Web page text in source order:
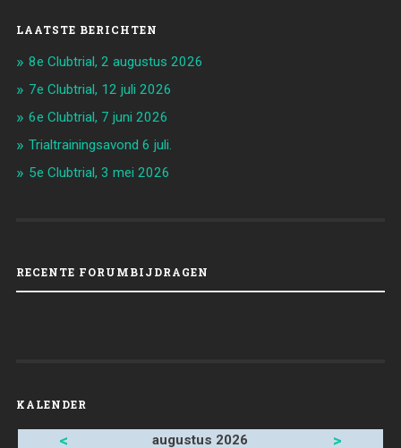
LAATSTE BERICHTEN
8e Clubtrial, 2 augustus 2026
7e Clubtrial, 12 juli 2026
6e Clubtrial, 7 juni 2026
Trialtrainingsavond 6 juli.
5e Clubtrial, 3 mei 2026
RECENTE FORUMBIJDRAGEN
KALENDER
< augustus 2026 >